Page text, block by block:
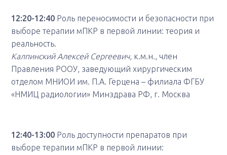
12:20-12:40 Роль переносимости и безопасности при
выборе терапии мПКР в первой линии: теория и
реальность.
Калпинский Алексей Сергеевич, к.м.н., член
Правления РООУ, заведующий хирургическим
отделом МНИОИ им. П.А. Герцена – филиала ФГБУ
«НМИЦ радиологии» Минздрава РФ, г. Москва
12:40-13:00 Роль доступности препаратов при
выборе терапии мПКР в первой линии: